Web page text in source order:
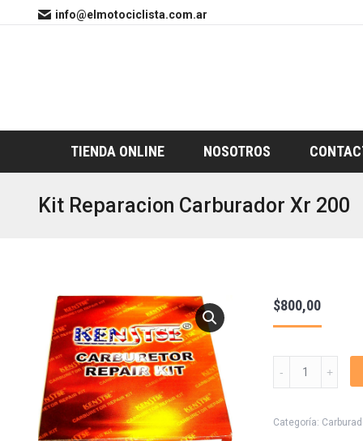
info@elmotociclista.com.ar
TIENDA ONLINE NOSOTROS
Kit Reparacion Carburador Xr 200
$800,00
Xr
Categoría: